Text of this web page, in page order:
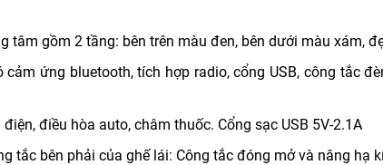
tâm gồm 2 tầng: bên trên màu đen, bên dưới màu xám,
cảm ứng bluetooth, tích hợp radio, cổng USB, công tắc
điều hòa auto, châm thuốc. Cổng sạc USB 5V-2.1A
tắc bên phải của ghế lái: Công tắc đóng mở và nâng hạ